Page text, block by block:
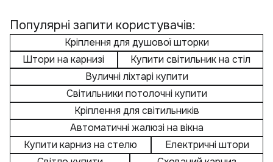
Популярні запити користувачів:
Кріплення для душової шторки
Штори на карнизі
Купити світильник на стіл
Вуличні ліхтарі купити
Світильники потолочні купити
Кріплення для світильників
Автоматичні жалюзі на вікна
Купити карниз на стелю
Електричні штори